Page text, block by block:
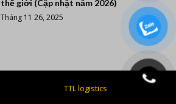
thế giới (Cập nhật năm 2026)
Tháng 11 26, 2025
TTL logistics